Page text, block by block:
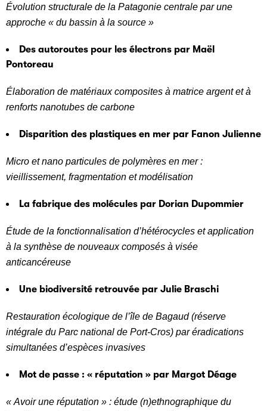
Évolution structurale de la Patagonie centrale par une
approche « du bassin à la source »
Des autoroutes pour les électrons par Maël
Pontoreau
Élaboration de matériaux composites à matrice argent et à
renforts nanotubes de carbone
Disparition des plastiques en mer par Fanon Julienne
Micro et nano particules de polymères en mer :
vieillissement, fragmentation et modélisation
La fabrique des molécules par Dorian Dupommier
Étude de la fonctionnalisation d’hétérocycles et application
à la synthèse de nouveaux composés à visée
anticancéreuse
Une biodiversité retrouvée par Julie Braschi
Restauration écologique de l’île de Bagaud (réserve
intégrale du Parc national de Port-Cros) par éradications
simultanées d’espèces invasives
Mot de passe : « réputation » par Margot Déage
« Avoir une réputation » : étude (n)ethnographique du